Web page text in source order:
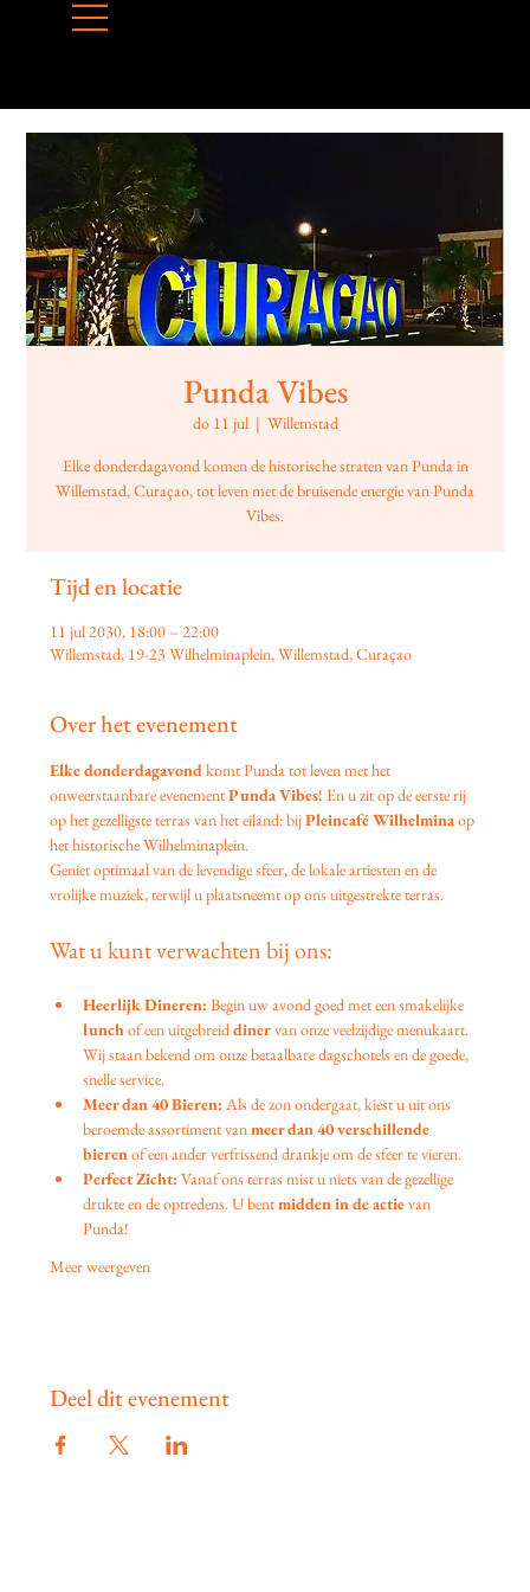
Punda Vibes
do 11 jul
  |
Willemstad
Elke donderdagavond komen de historische straten van Punda in
Willemstad, Curaçao, tot leven met de bruisende energie van Punda
Vibes.
Tijd en locatie
11 jul 2030, 18:00 – 22:00
Willemstad, 19-23 Wilhelminaplein, Willemstad, Curaçao
Over het evenement
Elke donderdagavond komt Punda tot leven met het
onweerstaanbare evenement Punda Vibes! En u zit op de eerste rij
op het gezelligste terras van het eiland: bij Pleincafé Wilhelmina op
het historische Wilhelminaplein.
Geniet optimaal van de levendige sfeer, de lokale artiesten en de
vrolijke muziek, terwijl u plaatsneemt op ons uitgestrekte terras.
Wat u kunt verwachten bij ons:
Heerlijk Dineren: Begin uw avond goed met een smakelijke
lunch of een uitgebreid diner van onze veelzijdige menukaart.
Wij staan bekend om onze betaalbare dagschotels en de goede,
snelle service.
Meer dan 40 Bieren: Als de zon ondergaat, kiest u uit ons
beroemde assortiment van meer dan 40 verschillende
bieren of een ander verfrissend drankje om de sfeer te vieren.
Perfect Zicht: Vanaf ons terras mist u niets van de gezellige
drukte en de optredens. U bent midden in de actie van
Punda!
Meer weergeven
Deel dit evenement